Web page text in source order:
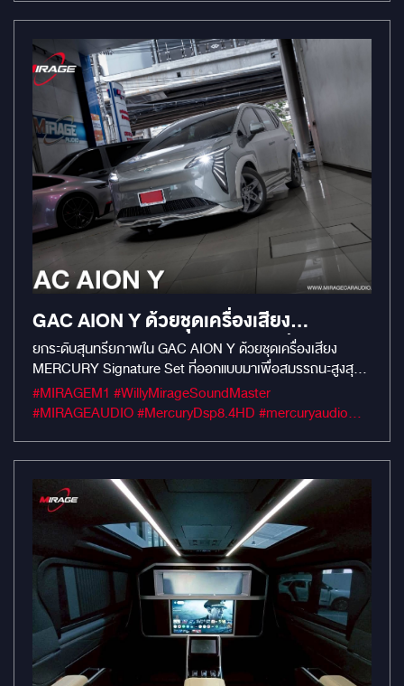
GAC AION Y ด้วยชุดเครื่องเสียง
MERCURY SIGNATURE SET ที่ออกแบบ
มาเพื่อสมรรถนะสูงสุดโดยเฉพาะ ติดตั้งแบบ
PLUG & PLAY เข้าช่องเดิม 100% ไม่กระทบ
ประกันรถและประหยัดพื้นที่ใช้สอยด้วย
SUBWOOFER หลุมยางอะไหล่รุ่น M1000
พร้อมเทคนิคการติดตั้งระดับแชมป์โลกที่เน้น
การสร้าง ACOUSTIC ROOM ด้วยแผ่น
แดมป์ MERCURY GOLD
ยกระดับสุนทรียภาพใน GAC AION Y ด้วยชุดเครื่องเสียง
MERCURY Signature Set ที่ออกแบบมาเพื่อสมรรถนะสูงสุด
โดยเฉพาะ ติดตั้งแบบ Plug & Play เข้าช่องเดิม 100% ไม่กระทบ
ประกันรถและประหยัดพื้นที่ใช้สอยด้วย Subwoofer หลุมยาง
การสร้าง Acoustic Room ด้วยแผ่นแดมป์ MERCURY GOLD
เพื่อความเงียบและมิติเสียงที่เหนือกว่า
#MIRAGEM1 #WillyMirageSoundMaster
#MIRAGEAUDIO #MercuryDsp8.4HD #mercuryaudio